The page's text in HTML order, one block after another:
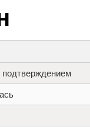
подтверждением